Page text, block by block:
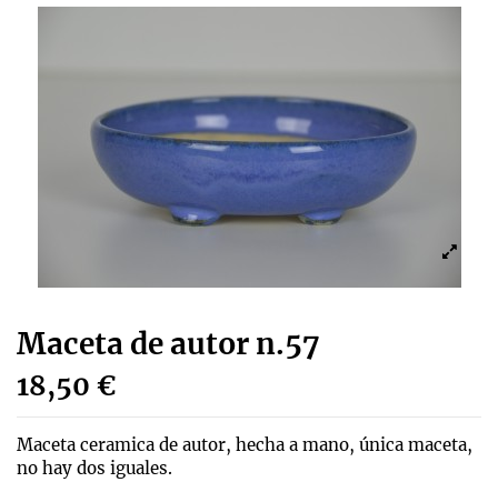
Maceta de autor n.57
18,50 €
Maceta ceramica de autor, hecha a mano, única maceta,
no hay dos iguales.